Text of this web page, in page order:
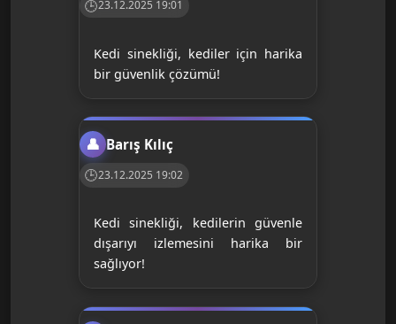
23.12.2025 19:01
Kedi sinekliği, kediler için harika
bir güvenlik çözümü!
Barış Kılıç
23.12.2025 19:02
Kedi sinekliği, kedilerin güvenle
dışarıyı izlemesini harika bir
sağlıyor!